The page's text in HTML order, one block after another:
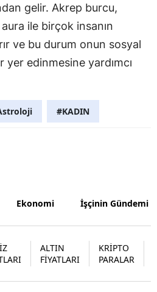
Iğdır
Yalova
Karabük
gelir. Akrep burcu,
ile birçok insanın
ve bu durum onun sosyal
edinmesine yardımcı
#KADIN
Ekonomi İşçinin Gündemi
ALTIN
FİYATLARI
KRİPTO
PARALAR